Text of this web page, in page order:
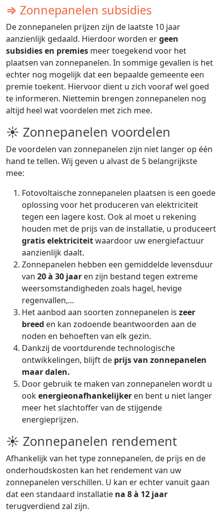
⇒ Zonnepanelen subsidies
De zonnepanelen prijzen zijn de laatste 10 jaar
aanzienlijk gedaald. Hierdoor worden ergeen
subsidies en premies meer toegekend voor het
plaatsen van zonnepanelen. In sommige gevallen is het
echter nog mogelijk dat een bepaalde gemeente een
premie toekent. Hiervoor dient u zich vooraf wel goed
te informeren. Niettemin brengen zonnepanelen nog
altijd heel wat voordelen met zich mee.
☀ Zonnepanelen voordelen
De voordelen van zonnepanelen zijn niet langer op één
hand te tellen. Wij geven u alvast de 5 belangrijkste
mee:
Fotovoltaïsche zonnepanelen plaatsen is een goede
oplossing voor het produceren van elektriciteit
tegen een lagere kost. Ook al moet u rekening
houden met de prijs van de installatie, u produceert
gratis elektriciteitwaardoor uw energiefactuur
aanzienlijk daalt.
Zonnepanelen hebben een gemiddelde levensduur
van 20 à 30 jaar en zijn bestand tegen extreme
weersomstandigheden zoals hagel, hevige
regenvallen,...
Het aanbod aan soorten zonnepanelen is zeer
breed en kan zodoende beantwoorden aan de
noden en behoeften van elk gezin.
Dankzij de voortdurende technologische
ontwikkelingen, blijft de prijs van zonnepanelen
maar dalen.
Door gebruik te maken van zonnepanelen wordt u
ookenergieonafhankelijker en bent u niet langer
meer het slachtoffer van de stijgende
energieprijzen.
☀ Zonnepanelen rendement
Afhankelijk van het type zonnepanelen, de prijs en de
onderhoudskosten kan het rendement van uw
zonnepanelen verschillen. U kan er echter vanuit gaan
dat een standaard installatie na 8 à 12 jaar
terugverdiend zal zijn.